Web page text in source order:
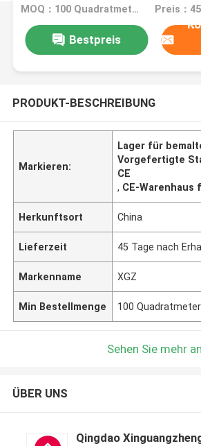
MOQ：100 Quadratmeter Preis：
Bestpreis
PRODUKT-BESCHREIBUNG
Markieren:
Lager für
Vorgefertigte
CE
, CE-Warenhaus
Herkunftsort China
Lieferzeit 45 Tage nach
Markenname XGZ
Min Bestellmenge 100 Quadratmeter
Sehen Sie mehr an
ÜBER UNS
Qingdao